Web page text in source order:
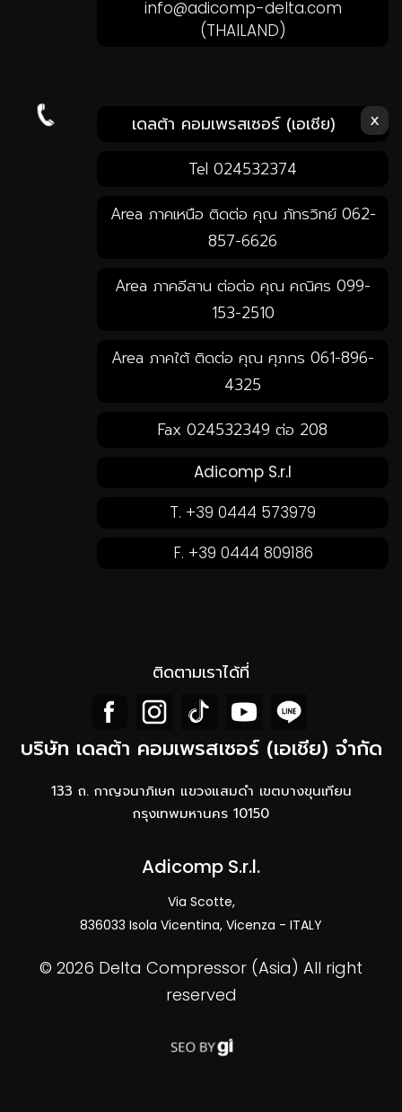
info@adicomp-delta.com
(THAILAND)
โทรหาเรา คลิก! x
เดลต้า คอมเพรสเซอร์ (เอเชีย)
Tel 024532374
Area ภาคเหนือ ติดต่อ คุณ ภัทรวิทย์ 062-
857-6626
Area ภาคอีสาน ต่อต่อ คุณ คณิศร 099-
153-2510
Area ภาคใต้ ติดต่อ คุณ ศุภกร 061-896-
4325
Fax 024532349 ต่อ 208
Adicomp S.r.l
T. +39 0444 573979
F. +39 0444 809186
ติดตามเราได้ที่
บริษัท เดลต้า คอมเพรสเซอร์ (เอเชีย) จำกัด
133 ถ. กาญจนาภิเษก แขวงแสมดำ เขตบางขุนเทียน
กรุงเทพมหานคร 10150
Adicomp S.r.l.​
Via Scotte,
836033 Isola Vicentina, Vicenza - ITALY
© 2026 Delta Compressor (Asia) ​All right
reserved